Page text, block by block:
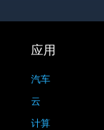
应用
汽车
云
计算